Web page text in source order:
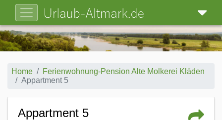
Home
Ferienwohnung-Pension Alte Molkerei Kläden
Appartment 5
Appartment 5